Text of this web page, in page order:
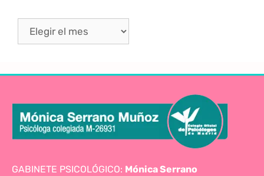
GABINETE PSICOLÓGICO: Mónica Serrano